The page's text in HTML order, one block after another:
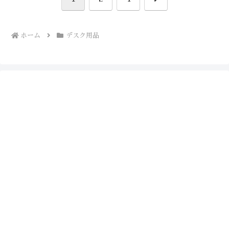
ホーム デスク用品